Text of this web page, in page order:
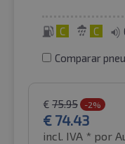
C C
Comparar
€ 75.95 -2%
€ 74.43
incl. IVA * por